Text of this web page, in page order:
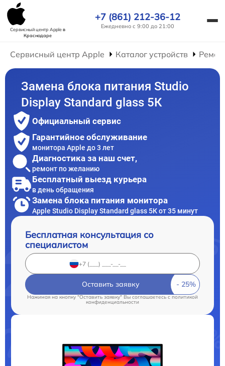
Сервисный центр Appleв
Краснодаре
+7 (861) 212-36-12
Ежедневно с 9:00 до 21:00
Сервисный центр Apple Каталог устройств
Замена блока питания Studio
Display Standard glass 5К
Официальный сервис
Гарантийное обслуживание
монитора Apple до 3 лет
Диагностика за наш счет,
ремонт по желанию
Бесплатный выезд курьера
в день обращения
Замена блока питания монитора
Apple Studio Display Standard glass 5К от 35 минут
Бесплатная консультация со
специалистом
Оставить заявку
Нажимая на кнопку "Оставить заявку" Вы соглашаетесь cполитикой
конфиденциальности